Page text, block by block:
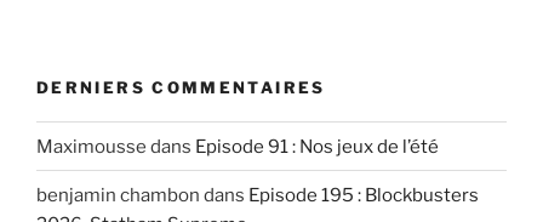
EMBED
DERNIERS COMMENTAIRES
Maximousse dans Episode 91 : Nos jeux de l’été
benjamin chambon dans Episode 195 : Blockbusters